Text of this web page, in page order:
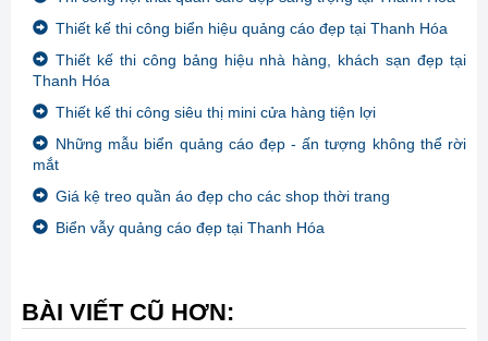
Thiết kế thi công biển hiệu quảng cáo đẹp tại Thanh Hóa
Thiết kế thi công bảng hiệu nhà hàng, khách sạn đẹp tại
Thanh Hóa
Thiết kế thi công siêu thị mini cửa hàng tiện lợi
Những mẫu biển quảng cáo đẹp - ấn tượng không thể rời
mắt
Giá kệ treo quần áo đẹp cho các shop thời trang
Biển vẫy quảng cáo đẹp tại Thanh Hóa
BÀI VIẾT CŨ HƠN: